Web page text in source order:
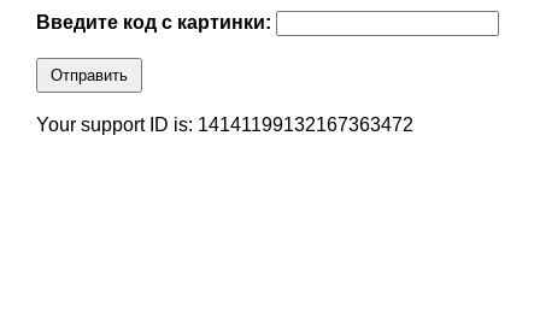
Введите код с картинки:
Отправить
Your support ID is: 14141199132167363472